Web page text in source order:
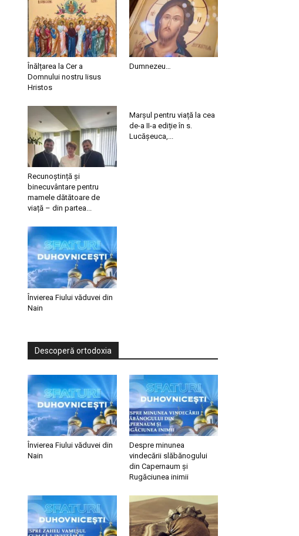
Înălțarea la Cer a
Domnului nostru Iisus
Hristos
Dumnezeu…
Recunoștință și
binecuvântare pentru
mamele dătătoare de
viață – din partea...
Marșul pentru viață la cea
de-a II-a ediție în s.
Lucășeuca,...
Învierea Fiului văduvei din
Nain
Descoperă ortodoxia
Învierea Fiului văduvei din
Nain
Despre minunea
vindecării slăbănogului
din Capernaum și
Rugăciunea inimii